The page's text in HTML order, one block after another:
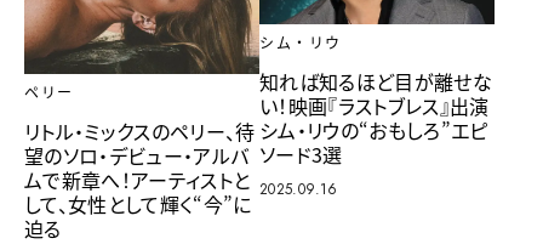
ペリー
リトル・ミックスのペリー、待
望のソロ・デビュー・アルバ
ムで新章へ！アーティストと
して、女性として輝く“今”に
迫る
シム・リウ
知れば知るほど目が離せな
い！映画『ラストブレス』出演
シム・リウの“おもしろ”エピ
ソード3選
2025.09.16